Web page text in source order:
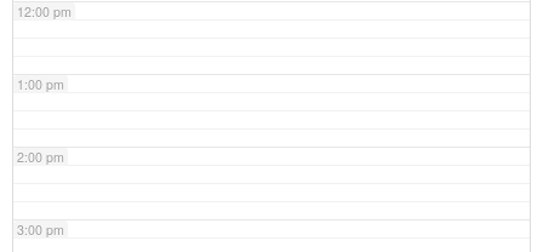
12:00 pm
1:00 pm
2:00 pm
3:00 pm